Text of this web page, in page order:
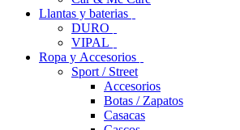
Llantas y baterias
DURO
VIPAL
Ropa y Accesorios
Sport / Street
Accesorios
Botas / Zapatos
Casacas